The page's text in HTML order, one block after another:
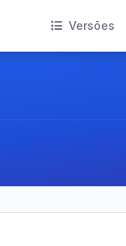
Versões